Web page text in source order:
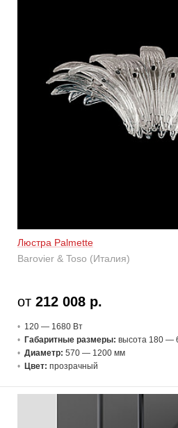
Люстра Palmette
Barovier & Toso (Италия)
от 212 008 р.
120 — 1680 Вт
Габаритные размеры: высота 180 —
Диаметр: 570 — 1200 мм
Цвет: прозрачный